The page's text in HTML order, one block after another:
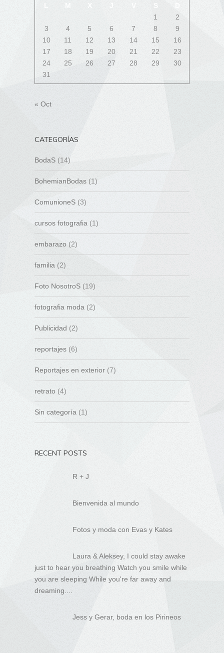
L M X S
1
2
3
4 5 6 7 8
9
10
11 12 13 14 15
16
17
18 19 20 21 22
23
24
25 26 27 28 29
30
31
« Oct
CATEGORÍAS
BodaS (14)
BohemianBodas (1)
ComunioneS (3)
cursos fotografia (1)
embarazo (2)
familia (2)
Foto NosotroS (19)
fotografia moda (2)
Publicidad (2)
reportajes (6)
Reportajes en exterior (7)
retrato (4)
Sin categoría (1)
RECENT POSTS
R + J
Bienvenida al mundo
Fotos y moda con Evas y Kates
Laura & Aleksey, I could stay awake
just to hear you breathing Watch you smile while
you are sleeping While you're far away and
dreaming....
Jess y Gerar, boda en los Pirineos